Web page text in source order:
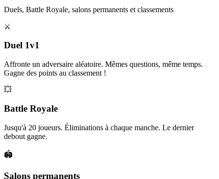
Duels, Battle Royale, salons permanents et classements
⚔️
Duel 1v1
Affronte un adversaire aléatoire. Mêmes questions, même temps.
Gagne des points au classement !
💥
Battle Royale
Jusqu'à 20 joueurs. Éliminations à chaque manche. Le dernier
debout gagne.
🏟️
Salons permanents